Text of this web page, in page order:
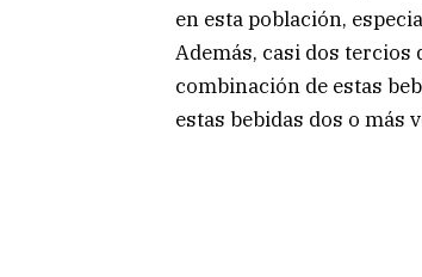
en esta población,
Además, casi dos
combinación de estas
estas bebidas dos o más